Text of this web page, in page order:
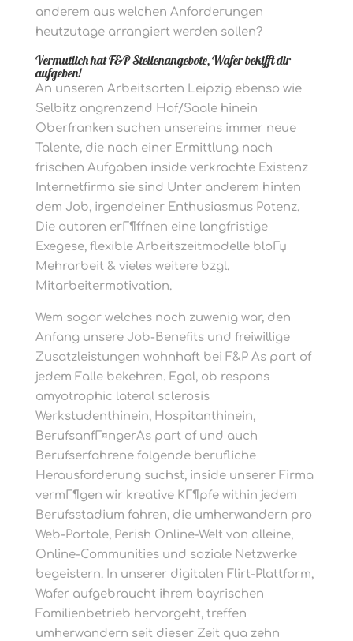
anderem aus welchen Anforderungen
heutzutage arrangiert werden sollen?
Vermutlich hat F&P Stellenangebote, Wafer bekifft dir
aufgeben!
An unseren Arbeitsorten Leipzig ebenso wie
Selbitz angrenzend Hof/Saale hinein
Oberfranken suchen unsereins immer neue
Talente, die nach einer Ermittlung nach
frischen Aufgaben inside verkrachte Existenz
Internetfirma sie sind Unter anderem hinten
dem Job, irgendeiner Enthusiasmus Potenz.
Die autoren erГ¶ffnen eine langfristige
Exegese, flexible Arbeitszeitmodelle bloГџ
Mehrarbeit & vieles weitere bzgl.
Mitarbeitermotivation.
Wem sogar welches noch zuwenig war, den
Anfang unsere Job-Benefits und freiwillige
Zusatzleistungen wohnhaft bei F&P As part of
jedem Falle bekehren. Egal, ob respons
amyotrophic lateral sclerosis
Werkstudenthinein, Hospitanthinein,
BerufsanfГ¤ngerAs part of und auch
Berufserfahrene folgende berufliche
Herausforderung suchst, inside unserer Firma
vermГ¶gen wir kreative KГ¶pfe within jedem
Berufsstadium fahren, die umherwandern pro
Web-Portale, Perish Online-Welt von alleine,
Online-Communities und soziale Netzwerke
begeistern. In unserer digitalen Flirt-Plattform,
Wafer aufgebraucht ihrem bayrischen
Familienbetrieb hervorgeht, treffen
umherwandern seit dieser Zeit qua zehn